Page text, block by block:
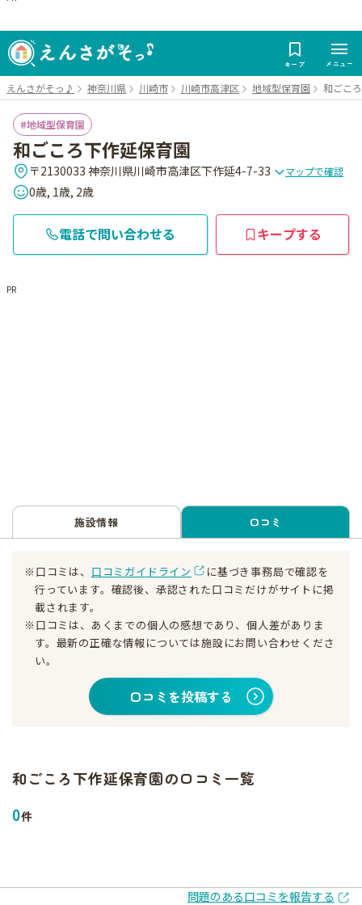
キープ メニュー
えんさがそっ♪ 神奈川県 川崎市 川崎市高津区 地域型保育園 和ごこ
地域型保育園
和ごころ下作延保育園
〒2130033 神奈川県川崎市高津区下作延4-7-33 マップで確認
0歳, 1歳, 2歳
電話で問い合わせる キープする
PR
施設情報 口コミ
※口コミは、 口コミガイドライン
に基づき事務局で確認を
行っています。確認後、承認された口コミだけがサイトに掲
載されます。
※口コミは、あくまでの個人の感想であり、個人差がありま
す。最新の正確な情報については施設にお問い合わせくださ
い。
口コミを投稿する
和ごころ下作延保育園の口コミ一覧
0件
問題のある口コミを報告する